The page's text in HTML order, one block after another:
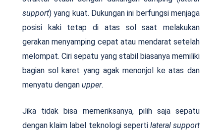
support) yang kuat. Dukungan ini berfungsi menjaga
posisi kaki tetap di atas sol saat melakukan
gerakan menyamping cepat atau mendarat setelah
melompat. Ciri sepatu yang stabil biasanya memiliki
bagian sol karet yang agak menonjol ke atas dan
menyatu dengan upper.
Jika tidak bisa memeriksanya, pilih saja sepatu
dengan klaim label teknologi seperti lateral support